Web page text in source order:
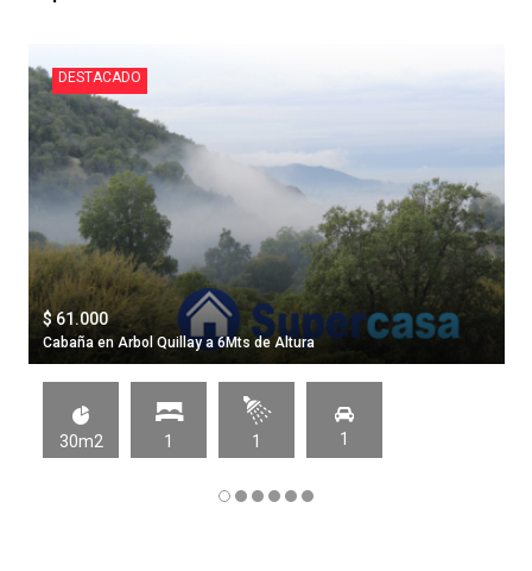
DESTACADO
$ 61.000
Cabaña en Arbol Quillay a 6Mts de Altura
30m2 1 1 1